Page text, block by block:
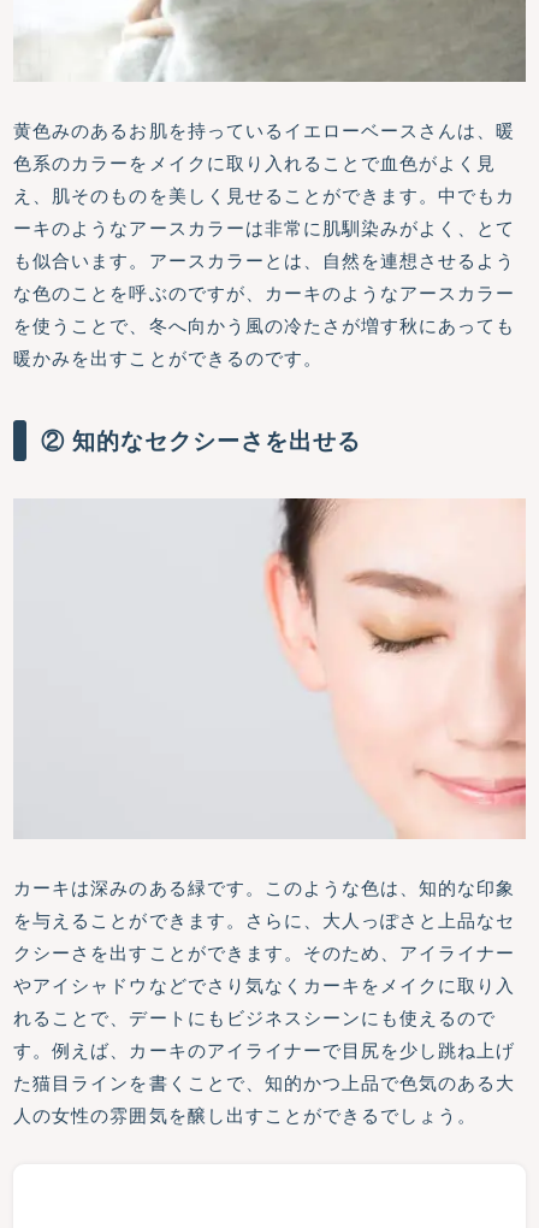
黄色みのあるお肌を持っているイエローベースさんは、暖
色系のカラーをメイクに取り入れることで血色がよく見
え、肌そのものを美しく見せることができます。中でもカ
ーキのようなアースカラーは非常に肌馴染みがよく、とて
も似合います。アースカラーとは、自然を連想させるよう
な色のことを呼ぶのですが、カーキのようなアースカラー
を使うことで、冬へ向かう風の冷たさが増す秋にあっても
暖かみを出すことができるのです。
② 知的なセクシーさを出せる
カーキは深みのある緑です。このような色は、知的な印象
を与えることができます。さらに、大人っぽさと上品なセ
クシーさを出すことができます。そのため、アイライナー
やアイシャドウなどでさり気なくカーキをメイクに取り入
れることで、デートにもビジネスシーンにも使えるので
す。例えば、カーキのアイライナーで目尻を少し跳ね上げ
た猫目ラインを書くことで、知的かつ上品で色気のある大
人の女性の雰囲気を醸し出すことができるでしょう。